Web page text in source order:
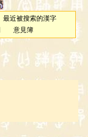
最近被搜索的漢字
意見簿